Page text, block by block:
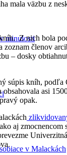
minulosti
v Malackách
mala väzbu z
Z nich bola
zoznam členov
– dosky
súpis kníh,
asi
opak.
aj